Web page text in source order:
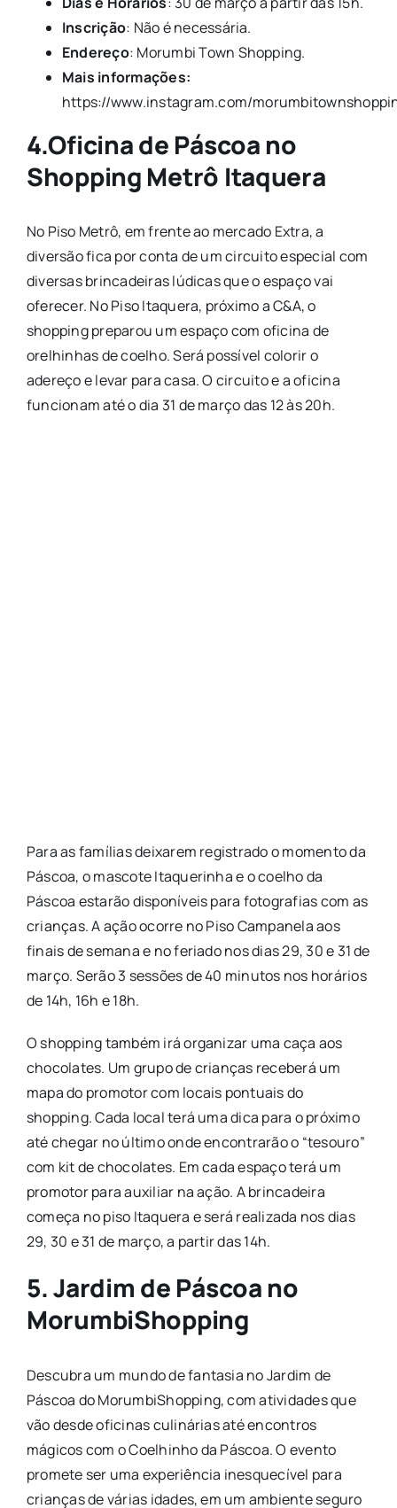
Inscrição: Não é necessária.
Endereço: Morumbi Town Shopping.
Mais informações:
https://www.instagram.com/
4.Oficina de Páscoa no
Shopping Metrô Itaquera
No Piso Metrô, em frente ao mercado Extra, a
diversão fica por conta de um circuito especial com
diversas brincadeiras lúdicas que o espaço vai
oferecer. No Piso Itaquera, próximo a C&A, o
shopping preparou um espaço com oficina de
orelhinhas de coelho. Será possível colorir o
adereço e levar para casa. O circuito e a oficina
funcionam até o dia 31 de março das 12 às 20h.
Para as famílias deixarem registrado o momento da
Páscoa, o mascote Itaquerinha e o coelho da
Páscoa estarão disponíveis para fotografias com as
crianças. A ação ocorre no Piso Campanela aos
finais de semana e no feriado nos dias 29, 30 e 31 de
março. Serão 3 sessões de 40 minutos nos horários
de 14h, 16h e 18h.
O shopping também irá organizar uma caça aos
chocolates. Um grupo de crianças receberá um
mapa do promotor com locais pontuais do
shopping. Cada local terá uma dica para o próximo
até chegar no último onde encontrarão o “tesouro”
com kit de chocolates. Em cada espaço terá um
promotor para auxiliar na ação. A brincadeira
começa no piso Itaquera e será realizada nos dias
29, 30 e 31 de março, a partir das 14h.
5. Jardim de Páscoa no
MorumbiShopping
Descubra um mundo de fantasia no Jardim de
Páscoa do MorumbiShopping, com atividades que
vão desde oficinas culinárias até encontros
mágicos com o Coelhinho da Páscoa. O evento
promete ser uma experiência inesquecível para
crianças de várias idades, em um ambiente seguro